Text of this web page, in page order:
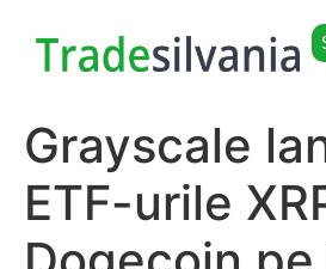
Grayscale
ETF-urile